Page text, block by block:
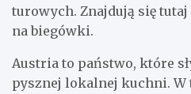
turowych. Znajdują się
na biegówki.
Austria to państwo, które
pysznej lokalnej kuchni. W